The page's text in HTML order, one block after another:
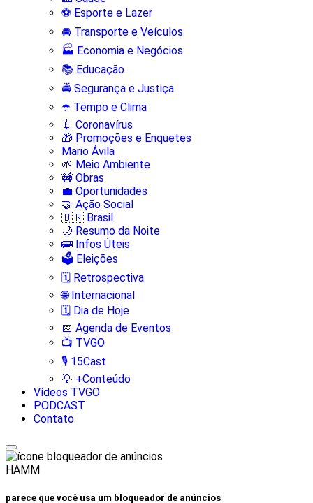
⚽ Esporte e Lazer
🚘 Transporte e Veículos
🏭 Economia e Negócios
📚 Educação
🚔 Segurança e Justiça
☂️ Tempo e Clima
💉 Coronavírus
🎁 Promoções e Enquetes
Mario Ávila
🌱 Meio Ambiente
🚧 Obras
💼 Oportunidades
🤝 Ação Social
🇧🇷 Brasil
🌙 Resumo da Noite
🚌 Infos Úteis
🗳️ Eleições
🗓️ Retrospectiva
🌐 Internacional
🗓️ Dia de Hoje
📅 Agenda de Eventos
📺 TVGO
🎙️ 15Cast
💡 +Conteúdo
Vídeos TVGO
PODCAST
Contato
HAMM
parece que você usa um bloqueador de anúncios